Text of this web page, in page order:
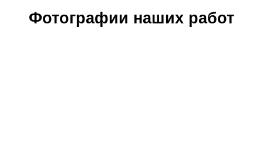
Фотографии наших работ